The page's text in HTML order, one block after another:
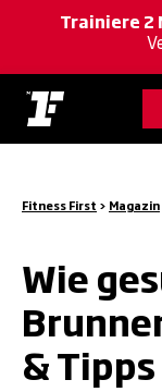
Skip
main
content
Trainiere 2
Fitness First > Magazin
Wie
& Tipps